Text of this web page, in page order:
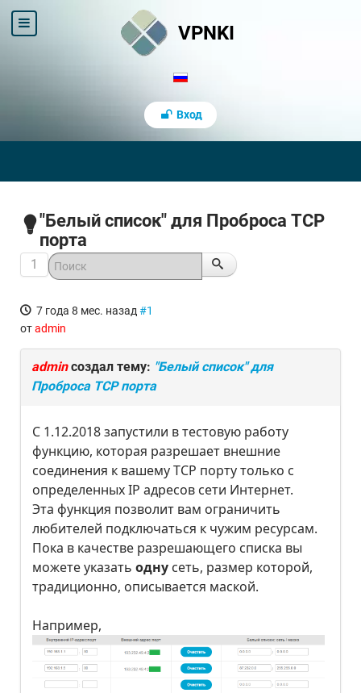
VPNKI
Вход
"Белый список" для Проброса TCP
порта
1
7 года 8 мес. назад #1
отadmin
adminсоздал тему: "Белый список" для
Проброса TCP порта
С 1.12.2018 запустили в тестовую работу
функцию, которая разрешает внешние
соединения к вашему TCP порту только с
определенных IP адресов сети Интернет.
Эта функция позволит вам ограничить
любителей подключаться к чужим ресурсам.
Пока в качестве разрешающего списка вы
можете указать одну сеть, размер которой,
традиционно, описывается маской.
Например,